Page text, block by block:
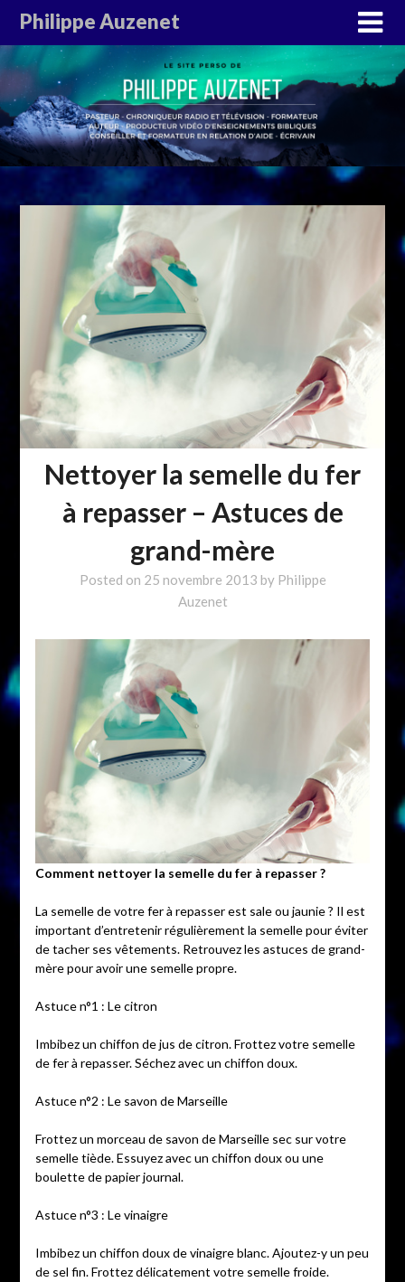
Philippe Auzenet
Nettoyer la semelle du fer
à repasser – Astuces de
grand-mère
Posted on 25 novembre 2013 by Philippe
Auzenet
Comment nettoyer la semelle du fer à repasser ?
La semelle de votre fer à repasser est sale ou jaunie ? Il est
important d’entretenir régulièrement la semelle pour éviter
de tacher ses vêtements. Retrouvez les astuces de grand-
mère pour avoir une semelle propre.
Astuce n°1 : Le citron
Imbibez un chiffon de jus de citron. Frottez votre semelle
de fer à repasser. Séchez avec un chiffon doux.
Astuce n°2 : Le savon de Marseille
Frottez un morceau de savon de Marseille sec sur votre
semelle tiède. Essuyez avec un chiffon doux ou une
boulette de papier journal.
Astuce n°3 : Le vinaigre
Imbibez un chiffon doux de vinaigre blanc. Ajoutez-y un peu
de sel fin. Frottez délicatement votre semelle froide.